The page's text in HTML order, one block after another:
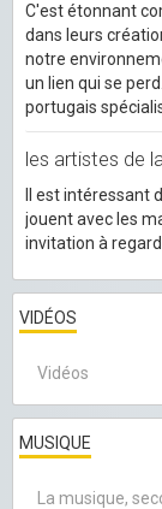
C'est étonnant
dans leurs
notre
un lien qui se
portugais
les artistes de
Il est
jouent avec les
invitation à
VIDÉOS
Vidéos
MUSIQUE
La musique,